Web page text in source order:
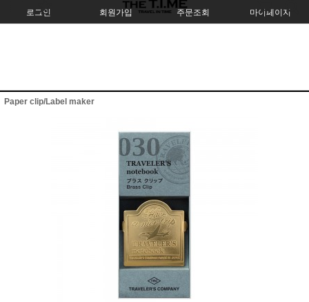
로그인 회원가입 주문조회 마이페이지
Paper clip/Label maker